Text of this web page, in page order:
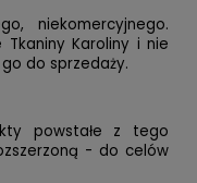
niekomercyjnego.
Tkaniny Karoliny i nie
do sprzedaży.
powstałe z tego
- do celów